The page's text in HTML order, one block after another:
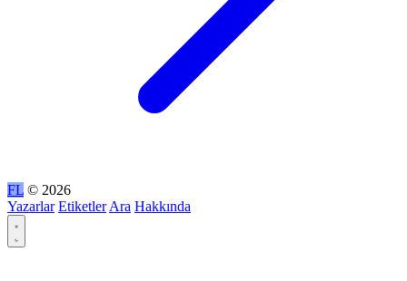
FL © 2026
Yazarlar Etiketler Ara Hakkında